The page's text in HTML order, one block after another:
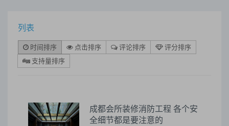
列表
时间排序 点击排序 评论排序
评分排序
支持量排序
成都会所装修消防工程 各个安
全细节都是要注意的